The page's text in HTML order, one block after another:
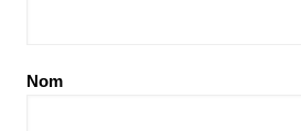
Nom